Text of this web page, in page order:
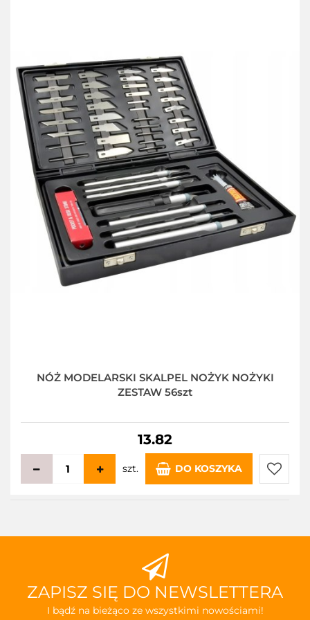
NÓŻ MODELARSKI SKALPEL NOŻYK NOŻYKI
ZESTAW 56szt
13.82
szt. DO KOSZYKA
Do
ZAPISZ SIĘ DO NEWSLETTERA
I bądź na bieżąco ze wszystkimi nowościami!